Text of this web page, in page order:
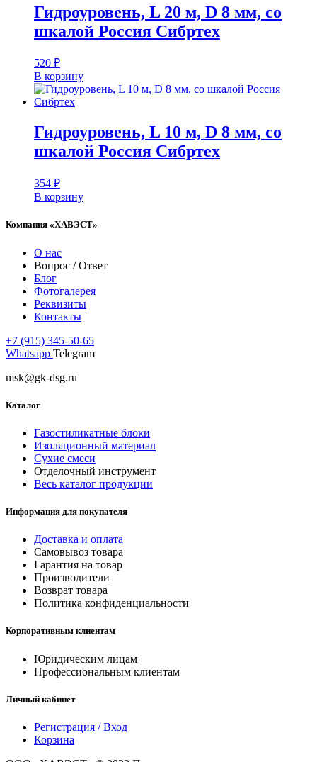
Гидроуровень, L 20 м, D 8 мм, со
шкалой Россия Сибртех
520 ₽
В корзину
Гидроуровень, L 10 м, D 8 мм, со
шкалой Россия Сибртех
354 ₽
В корзину
Компания «ХАВЭСТ»
О нас
Вопрос / Ответ
Блог
Фотогалерея
Реквизиты
Контакты
+7 (915) 345-50-65
Whatsapp Telegram
msk@gk-dsg.ru
Каталог
Газостиликатные блоки
Изоляционный материал
Сухие смеси
Отделочный инструмент
Весь каталог продукции
Информация для покупателя
Доставка и оплата
Самовывоз товара
Гарантия на товар
Производители
Возврат товара
Политика конфиденциальности
Корпоративным клиентам
Юридическим лицам
Профессиональным клиентам
Личный кабинет
Регистрация / Вход
Корзина